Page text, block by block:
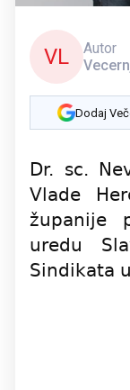
VL
Autor
Dodaj
Dr. sc.
Vlade
županije
uredu
Sindikata